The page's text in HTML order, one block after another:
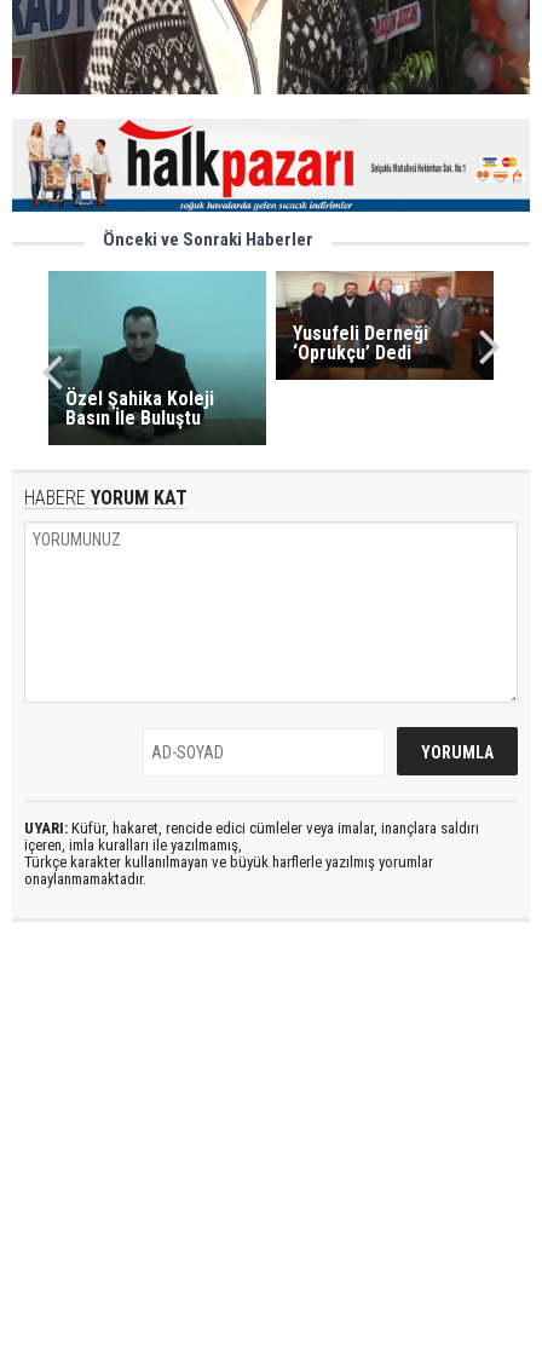
Önceki ve Sonraki Haberler
Özel Şahika Koleji
Basın İle Buluştu
Yusufeli Derneği
‘Oprukçu’ Dedi
HABERE YORUM KAT
UYARI: Küfür, hakaret, rencide edici cümleler veya imalar, inançlara saldırı
içeren, imla kuralları ile yazılmamış,
Türkçe karakter kullanılmayan ve büyük harflerle yazılmış yorumlar
onaylanmamaktadır.